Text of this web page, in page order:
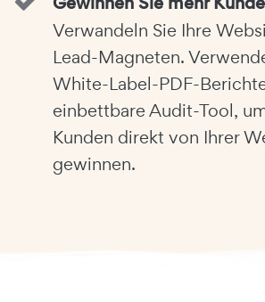
Verwandeln Sie Ihre
Lead-Magneten.
White-Label-PDF-
einbettbare Audit-Tool,
Kunden direkt von Ihrer
gewinnen.